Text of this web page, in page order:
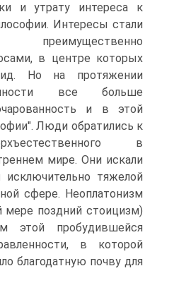
и утрату интереса к
Интересы стали
преимущественно
в центре которых
Но на протяжении
все больше
и в этой
Люди обратились к
в
мире. Они искали
тяжелой
сфере. Неоплатонизм
мере поздний стоицизм)
этой пробудившейся
в которой
благодатную почву для